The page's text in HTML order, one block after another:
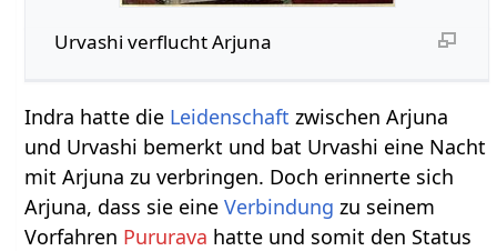
Urvashi verflucht Arjuna
Indra hatte die Leidenschaft zwischen Arjuna
und Urvashi bemerkt und bat Urvashi eine Nacht
mit Arjuna zu verbringen. Doch erinnerte sich
Arjuna, dass sie eineVerbindung zu seinem
Vorfahren Pururava hatte und somit den Status